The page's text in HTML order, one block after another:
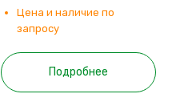
Цена и наличие по
запросу
Подробнее